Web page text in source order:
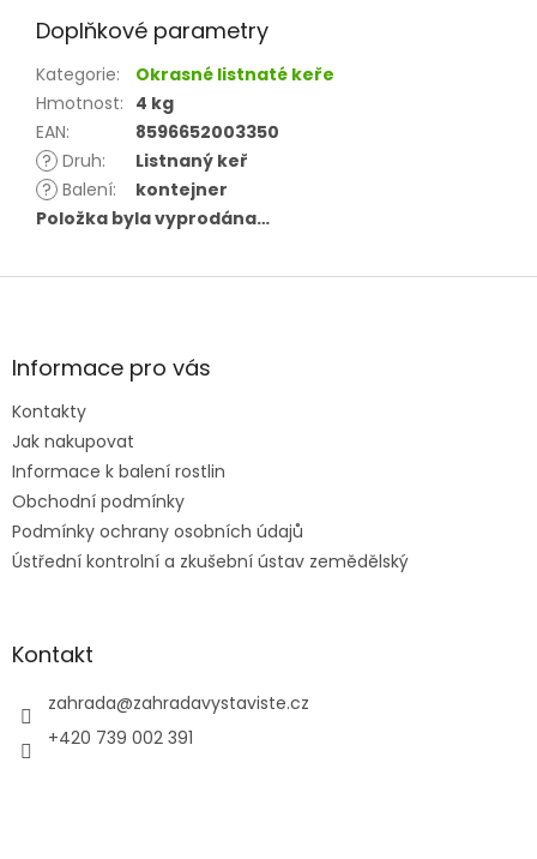
Doplňkové parametry
Kategorie:
Okrasné listnaté keře
Hmotnost: 4 kg
EAN:
8596652003350
? Druh:
Listnaný keř
? Balení:
kontejner
Položka byla vyprodána…
Z
aInformace pro vás
Kontakty
Jak nakupovat
Informace k balení rostlin
Obchodní podmínky
Podmínky ochrany osobních údajů
Ústřední kontrolní a zkušební ústav zemědělský
Kontakt
zahrada@zahradavystaviste.cz
+420 739 002 391